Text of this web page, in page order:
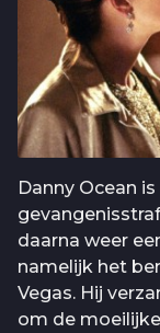
Danny Ocean
daarna weer
namelijk het
Vegas. Hij
om de